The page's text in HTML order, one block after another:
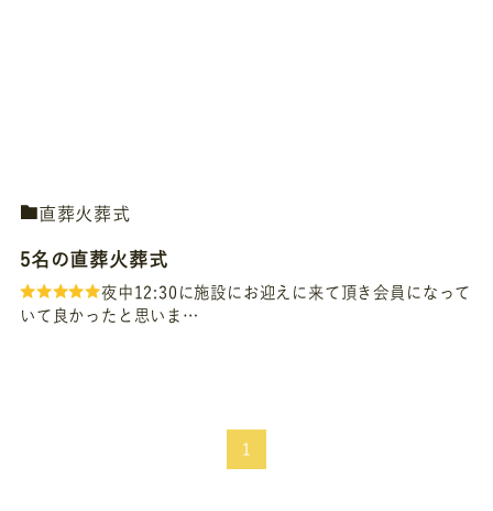
直葬火葬式
5名の直葬火葬式
夜中12:30に施設にお迎えに来て頂き会員になって
いて良かったと思いま…
1